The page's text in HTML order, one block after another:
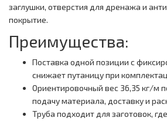
заглушки, отверстия для дренажа и
покрытие.
Преимущества:
Поставка одной позиции с
снижает путаницу при
Ориентировочный вес 36,35 кг/м
подачу материала, доставку и
Труба подходит для заготовок,